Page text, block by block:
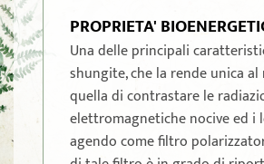
PROPRIETA'
Una delle principali
shungite, che la rende unica al
quella di contrastare le
elettromagnetiche nocive ed i
agendo come filtro